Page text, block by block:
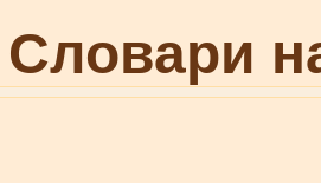
Словари